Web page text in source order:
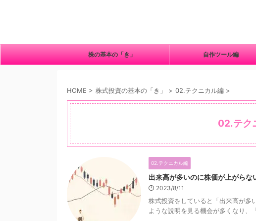
株の基本の「き」 自作ツール編
HOME > 株式投資の基本の「き」 > 02.テクニカル編 >
02.テク
02.テクニカル編
出来高が多いのに株価が上がら
2023/8/11
株式投資をしていると「出来高が多
ような説明を見る機会が多くなり、